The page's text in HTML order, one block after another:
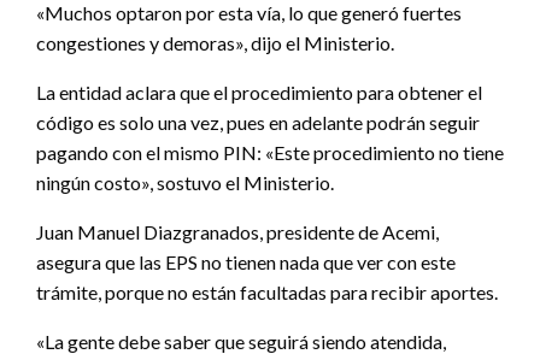
«Muchos optaron por esta vía, lo que generó fuertes
congestiones y demoras», dijo el Ministerio.
La entidad aclara que el procedimiento para obtener el
código es solo una vez, pues en adelante podrán seguir
pagando con el mismo PIN: «Este procedimiento no tiene
ningún costo», sostuvo el Ministerio.
Juan Manuel Diazgranados, presidente de Acemi,
asegura que las EPS no tienen nada que ver con este
trámite, porque no están facultadas para recibir aportes.
«La gente debe saber que seguirá siendo atendida,